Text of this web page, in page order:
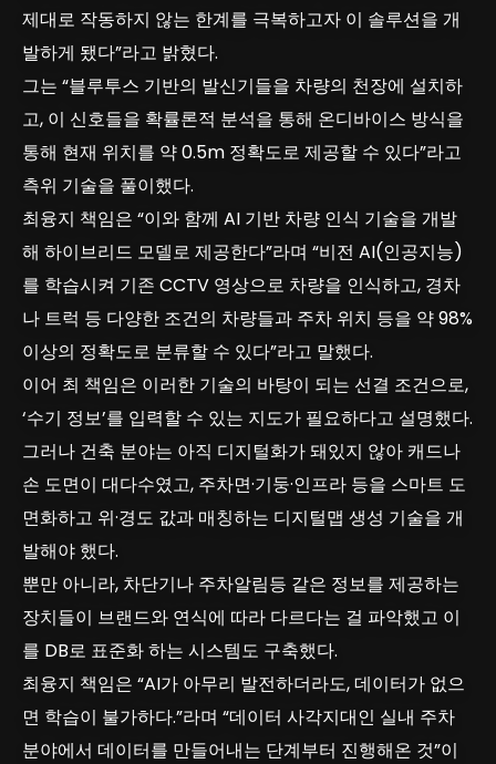
제대로 작동하지 않는 한계를 극복하고자 이 솔루션을 개
발하게 됐다”라고 밝혔다.
그는 “블루투스 기반의 발신기들을 차량의 천장에 설치하
고, 이 신호들을 확률론적 분석을 통해 온디바이스 방식을
통해 현재 위치를 약 0.5m 정확도로 제공할 수 있다”라고
측위 기술을 풀이했다.
최융지 책임은 “이와 함께 AI 기반 차량 인식 기술을 개발
해 하이브리드 모델로 제공한다”라며 “비전 AI(인공지능)
를 학습시켜 기존 CCTV 영상으로 차량을 인식하고, 경차
나 트럭 등 다양한 조건의 차량들과 주차 위치 등을 약 98%
이상의 정확도로 분류할 수 있다”라고 말했다.
이어 최 책임은 이러한 기술의 바탕이 되는 선결 조건으로,
‘수기 정보’를 입력할 수 있는 지도가 필요하다고 설명했다.
그러나 건축 분야는 아직 디지털화가 돼있지 않아 캐드나
손 도면이 대다수였고, 주차면·기둥·인프라 등을 스마트 도
면화하고 위·경도 값과 매칭하는 디지털맵 생성 기술을 개
발해야 했다.
뿐만 아니라, 차단기나 주차알림등 같은 정보를 제공하는
장치들이 브랜드와 연식에 따라 다르다는 걸 파악했고 이
를 DB로 표준화 하는 시스템도 구축했다.
최융지 책임은 “AI가 아무리 발전하더라도, 데이터가 없으
면 학습이 불가하다.”라며 “데이터 사각지대인 실내 주차
분야에서 데이터를 만들어내는 단계부터 진행해온 것”이